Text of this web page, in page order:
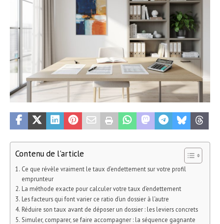
Contenu de l'article
Ce que révèle vraiment le taux d’endettement sur votre profil
emprunteur
La méthode exacte pour calculer votre taux d’endettement
Les facteurs qui font varier ce ratio d’un dossier à l’autre
Réduire son taux avant de déposer un dossier : les leviers concrets
Simuler, comparer, se faire accompagner : la séquence gagnante